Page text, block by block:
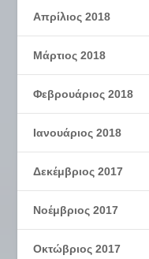
Απρίλιος 2018
Μάρτιος 2018
Φεβρουάριος 2018
Ιανουάριος 2018
Δεκέμβριος 2017
Νοέμβριος 2017
Οκτώβριος 2017